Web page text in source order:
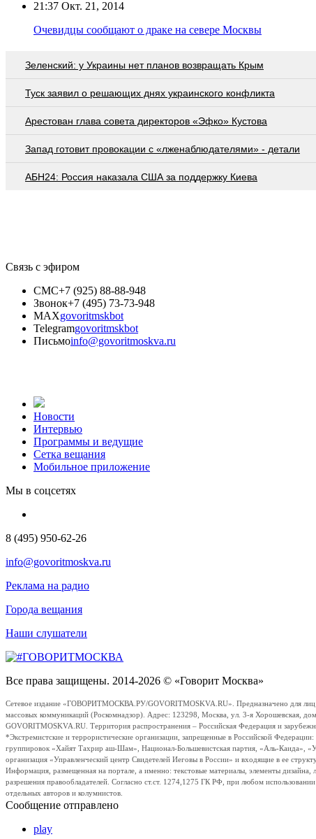
21:37 Окт. 21, 2014
Очевидцы сообщают о драке на севере Москвы
Зеленский: у Украины нет планов возвращать Крым
Туск заявил о решающих днях украинского конфликта
Арестован глава совета директоров «Эфко» Кустова
Запад готовит провокации с «лженаблюдателями» - детали
АБН24: Россия наказала США за поддержку Киева
Связь с эфиром
СМС+7 (925) 88-88-948
Звонок+7 (495) 73-73-948
MAXgovoritmskbot
Telegramgovoritmskbot
Письмоinfo@govoritmoskva.ru
Новости
Интервью
Программы и ведущие
Сетка вещания
Мобильное приложение
Мы в соцсетях
8 (495) 950-62-26
info@govoritmoskva.ru
Реклама на радио
Города вещания
Наши слушатели
Все права защищены. 2014-2026 © «Говорит Москва»
Сетевое издание «ГОВОРИТМОСКВА.РУ/GOVORITMOSKVA.RU». Предназначено для лиц
массовых коммуникаций (Роскомнадзор). Адрес: 123298, Москва, ул. 3-я Хорошевская,
GOVORITMOSKVA.RU. Территория распространения – Российская Федерация и
*Экстремистские и террористические организации, запрещенные в Российской
группировок «Хайят Тахрир аш-Шам», Национал-Большевистская партия, «Аль-Каида»,
организация «Управленческий центр Свидетелей Иеговы в России» и входящие в ее
Информация, размещенная на портале, а именно: текстовые материалы, элементы
разрешения правообладателей. Согласно ст.ст. 1274,1275 ГК РФ, при любом
отдельных авторов и колумнистов.
Сообщение отправлено
play